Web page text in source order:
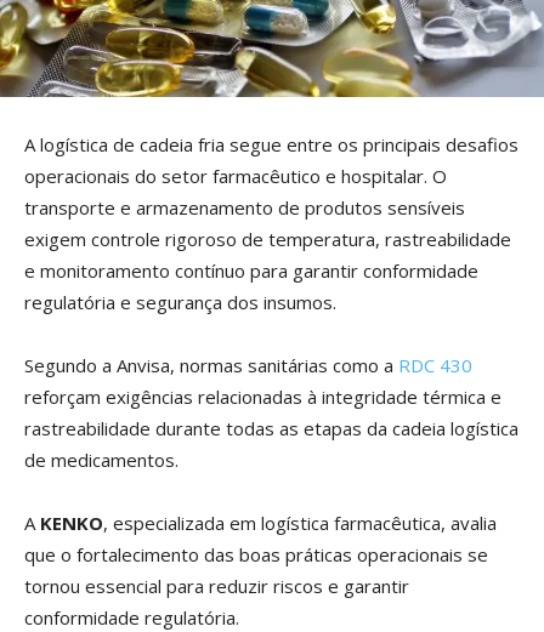
A logística de cadeia fria segue entre os principais desafios
operacionais do setor farmacêutico e hospitalar. O
transporte e armazenamento de produtos sensíveis
exigem controle rigoroso de temperatura, rastreabilidade
e monitoramento contínuo para garantir conformidade
regulatória e segurança dos insumos.
Segundo a Anvisa, normas sanitárias como a RDC 430
reforçam exigências relacionadas à integridade térmica e
rastreabilidade durante todas as etapas da cadeia logística
de medicamentos.
A KENKO, especializada em logística farmacêutica, avalia
que o fortalecimento das boas práticas operacionais se
tornou essencial para reduzir riscos e garantir
conformidade regulatória.